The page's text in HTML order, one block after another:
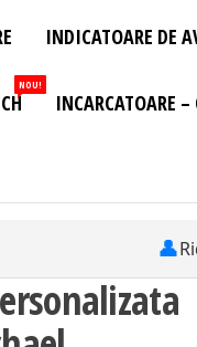
INDICATOARE DE
NOU!
INCARCATOARE
👤